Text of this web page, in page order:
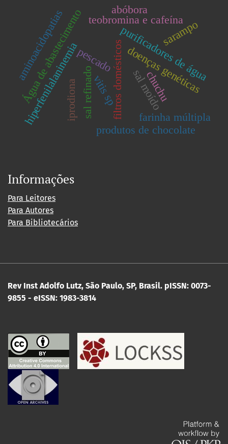
pescado
hiperfenilalaninemia filtros domésticospurificadores de água
Água de abastecimento
produtos de chocolate
teobromina e cafeína
sal refinado sal moído
doenças genéticas
abóbora
chuchu
vitis sp
aminoacidopatias
farinha múltipla
iprodiona
sarampo
Informações
Para Leitores
Para Autores
Para Bibliotecários
Rev Inst Adolfo Lutz, São Paulo, SP, Brasil. pISSN: 0073-
9855 - eISSN: 1983-3814